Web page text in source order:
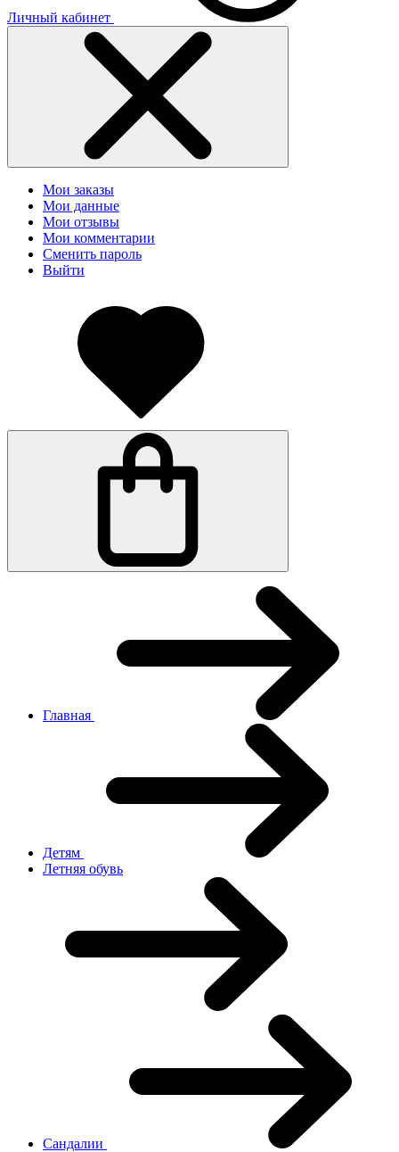
Личный кабинет
Мои заказы
Мои данные
Мои отзывы
Мои комментарии
Сменить пароль
Выйти
Главная
Детям
Летняя обувь
Сандалии